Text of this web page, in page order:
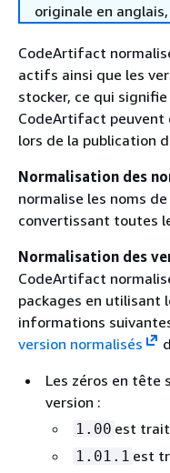
originale en
CodeArtifact
actifs ainsi que les
stocker, ce qui
CodeArtifact
lors de la publication
Normalisation des
normalise les noms
convertissant toutes
Normalisation des
CodeArtifact
packages en utilisant
informations
version normalisés
Les zéros en tête
version :
1.00 est
1.01.1 est